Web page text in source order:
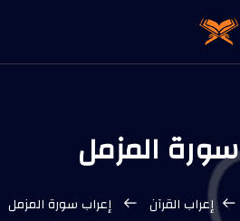
المزمل
إعراب القرآن إعراب سورة المزمل